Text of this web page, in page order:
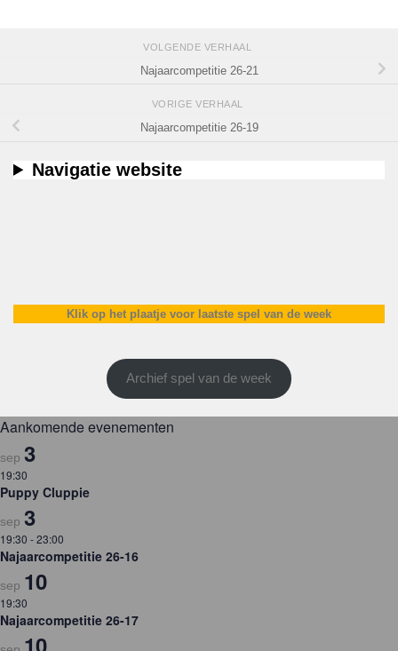
VOLGENDE VERHAAL
Najaarcompetitie 26-21
VORIGE VERHAAL
Najaarcompetitie 26-19
Navigatie website
Klik op het plaatje voor laatste spel van de week
Archief spel van de week
Aankomende evenementen
sep 3
19:30
Puppy Cluppie
sep 3
19:30 -23:00
Najaarcompetitie 26-16
sep 10
19:30
Najaarcompetitie 26-17
10